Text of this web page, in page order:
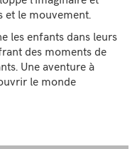
et le mouvement.
les enfants dans leurs
des moments de
Une aventure à
le monde